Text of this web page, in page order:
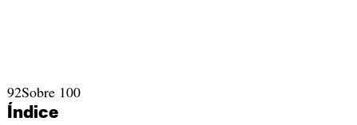
92Sobre 100
Índice